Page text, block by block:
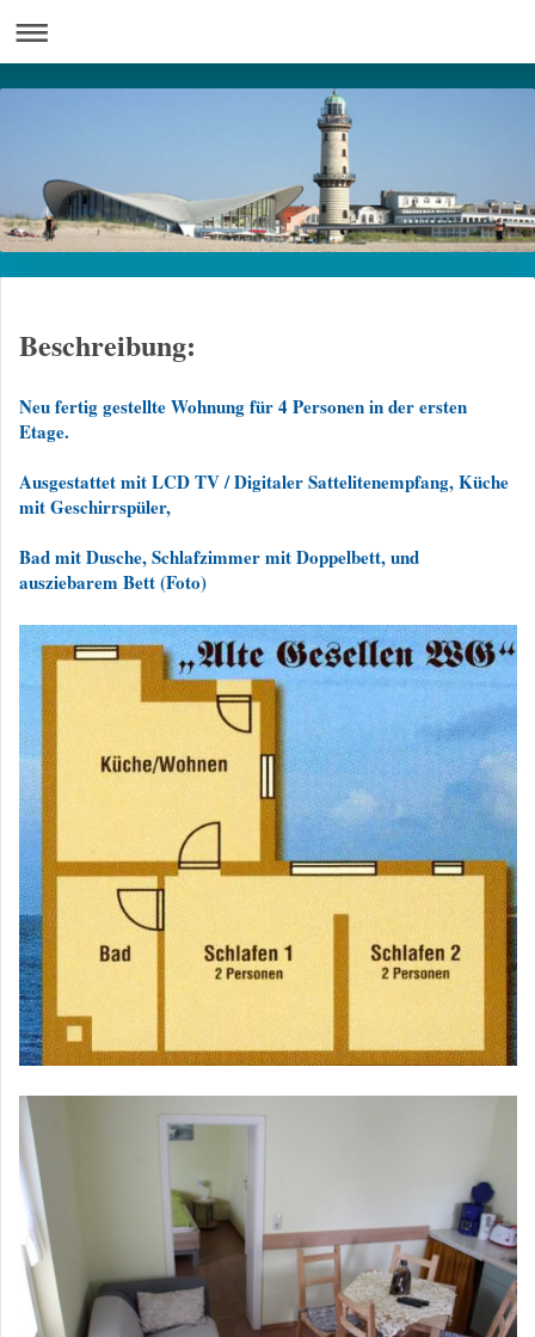
Beschreibung:
Neu fertig gestellte Wohnung für 4 Personen in der ersten
Etage.
Ausgestattet mit LCD TV / Digitaler Sattelitenempfang, Küche
mit Geschirrspüler,
Bad mit Dusche, Schlafzimmer mit Doppelbett, und
ausziebarem Bett (Foto)